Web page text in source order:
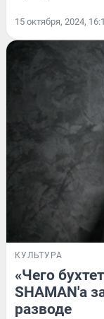
15 октября, 2024,
КУЛЬТУРА
«Чего
SHAMAN'а
разводе